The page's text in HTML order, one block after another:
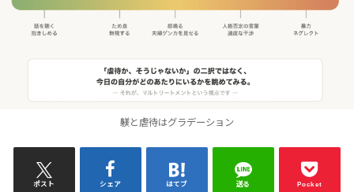
躾と虐待はグラデーション
ポスト シェア はてブ 送る Pocket